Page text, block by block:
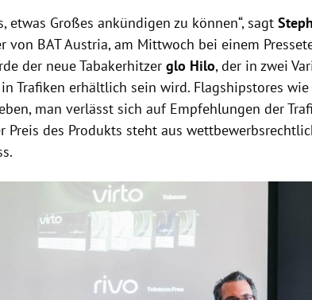
etwas Großes ankündigen zu können“, sagt
von BAT Austria, am Mittwoch bei einem
der neue Tabakerhitzerglo Hilo, der in zwei
Trafiken erhältlich sein wird. Flagshipstores
man verlässt sich auf Empfehlungen der
Preis des Produkts steht aus
öffnen/schließen